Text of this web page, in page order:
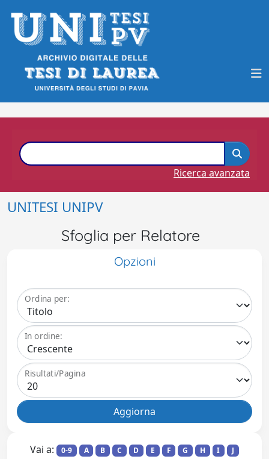
Ricerca avanzata
UNITESI UNIPV
Sfoglia per Relatore
Opzioni
Ordina per:
In ordine:
Risultati/Pagina
Vai a: 0-9 A B C D E F G H I
J